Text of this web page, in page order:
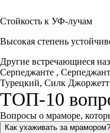
Стойкость к УФ-лучам
Высокая степень
Другие встречающиеся
Серпеджанте ,
Турецкий, Силк Джоржетт
ТОП-10
Вопросы о мраморе,
Как ухаживать за мрамором?